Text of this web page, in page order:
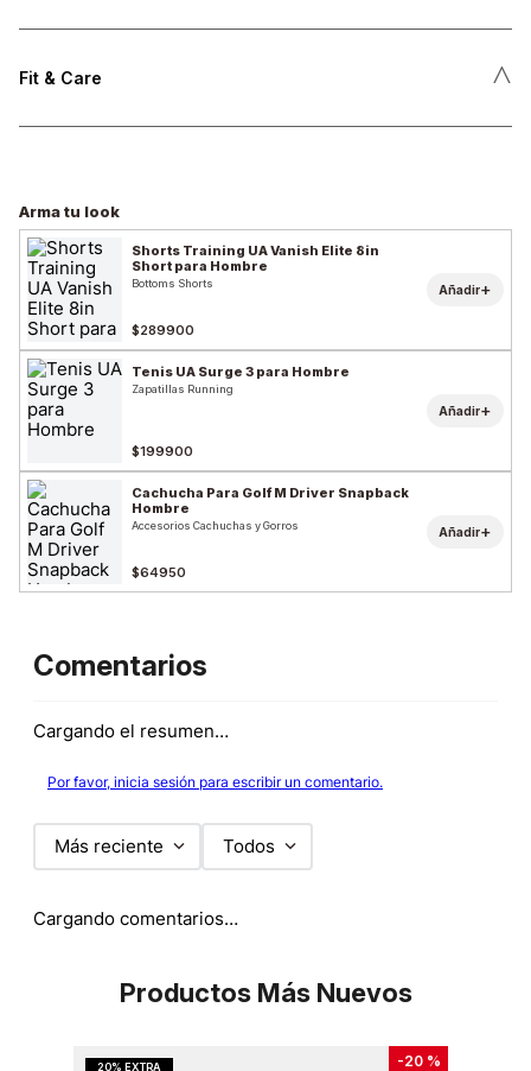
Fit & Care ˄
Arma tu look
Shorts Training UA Vanish Elite 8in
Short para Hombre
Bottoms Shorts
$289900
Añadir+
Tenis UA Surge 3 para Hombre
Zapatillas Running
$199900
Añadir+
Cachucha Para Golf M Driver Snapback
Hombre
Accesorios Cachuchas y Gorros
$64950
Añadir+
Comentarios
Cargando el resumen…
Por favor, inicia sesión para escribir un comentario.
Más reciente Todos
Cargando comentarios…
Productos Más Nuevos
-20 %